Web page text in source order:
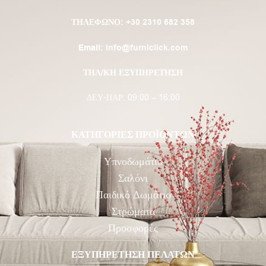
ΤΗΛΈΦΩΝΟ: +30 2310 682 358
Email: info@furniclick.com
ΤΗΛ/ΚΗ ΕΞΥΠΗΡΕΤΗΣΗ
ΔΕΥ-ΠΑΡ: 09:00 – 16:00
ΚΑΤΗΓΟΡΙΕΣ ΠΡΟΪΟΝΤΩΝ
Υπνοδωμάτιο
Σαλόνι
Παιδικό Δωμάτιο
Στρώματα
Προσφορές
ΕΞΥΠΗΡΕΤΗΣΗ ΠΕΛΑΤΩΝ